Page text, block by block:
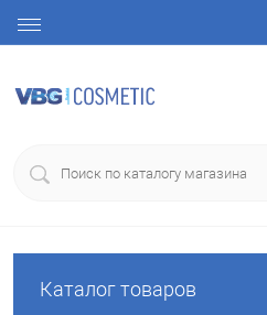
Каталог товаров